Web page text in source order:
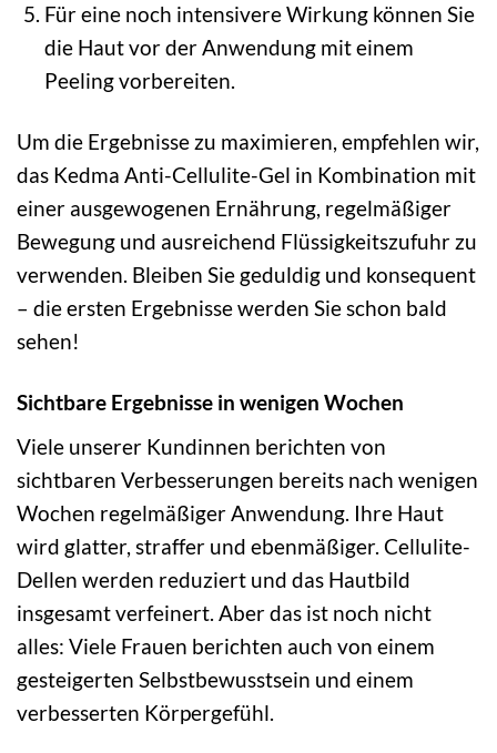
Für eine noch intensivere Wirkung können Sie
die Haut vor der Anwendung mit einem
Peeling vorbereiten.
Um die Ergebnisse zu maximieren, empfehlen wir,
das Kedma Anti-Cellulite-Gel in Kombination mit
einer ausgewogenen Ernährung, regelmäßiger
Bewegung und ausreichend Flüssigkeitszufuhr zu
verwenden. Bleiben Sie geduldig und konsequent
– die ersten Ergebnisse werden Sie schon bald
sehen!
Sichtbare Ergebnisse in wenigen Wochen
Viele unserer Kundinnen berichten von
sichtbaren Verbesserungen bereits nach wenigen
Wochen regelmäßiger Anwendung. Ihre Haut
wird glatter, straffer und ebenmäßiger. Cellulite-
Dellen werden reduziert und das Hautbild
insgesamt verfeinert. Aber das ist noch nicht
alles: Viele Frauen berichten auch von einem
gesteigerten Selbstbewusstsein und einem
verbesserten Körpergefühl.